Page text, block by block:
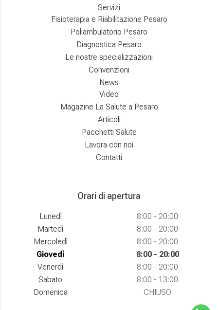
Servizi
Fisioterapia e Riabilitazione Pesaro
Poliambulatorio Pesaro
Diagnostica Pesaro
Le nostre specializzazioni
Convenzioni
News
Video
Magazine La Salute a Pesaro
Articoli
Pacchetti Salute
Lavora con noi
Contatti
Orari di apertura
Lunedì
8:00 - 20:00
Martedì
8:00 - 20:00
Mercoledì
8:00 - 20:00
Giovedì
8:00 - 20:00
Venerdì
8:00 - 20:00
Sabato
8:00 - 13:00
Domenica
CHIUSO